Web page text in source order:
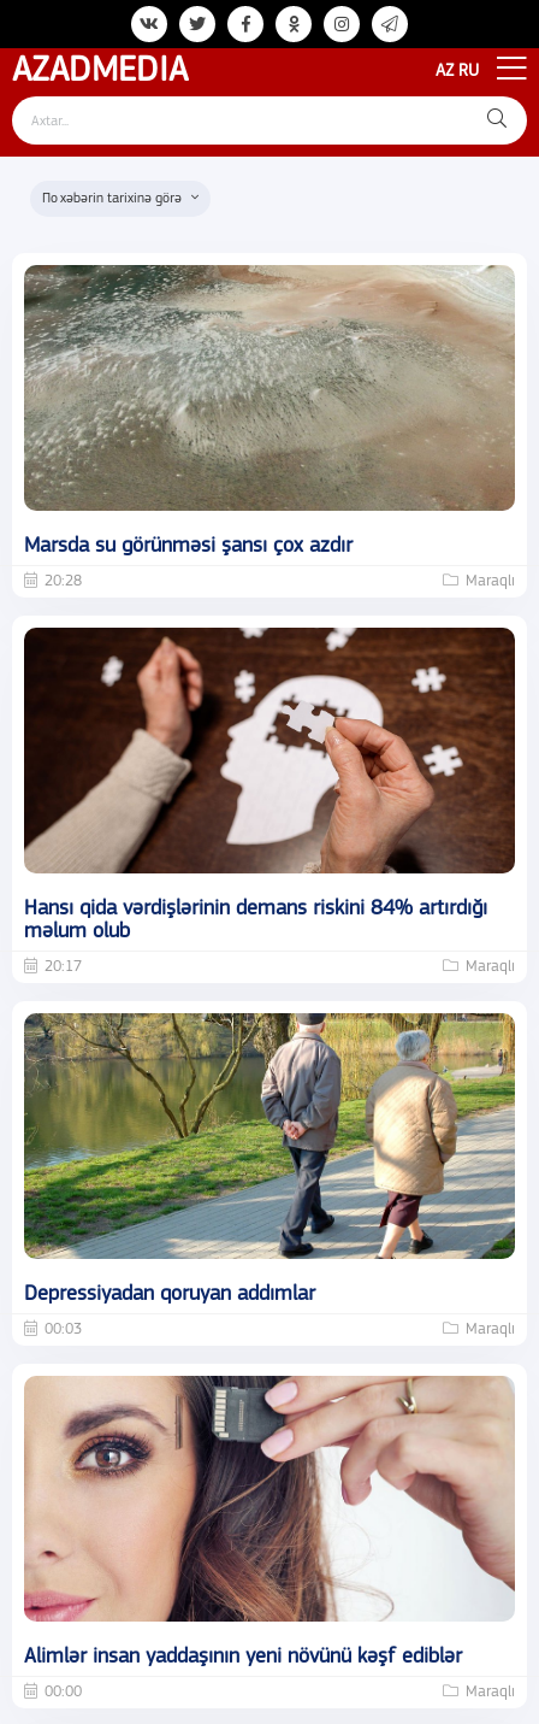
AZADMEDIA AZ RU
xəbərin tarixinə görə
Marsda su görünməsi şansı çox azdır
20:28 Maraqlı
Hansı qida vərdişlərinin demans riskini 84% artırdığı
məlum olub
20:17 Maraqlı
Depressiyadan qoruyan addımlar
00:03 Maraqlı
Alimlər insan yaddaşının yeni növünü kəşf ediblər
00:00 Maraqlı